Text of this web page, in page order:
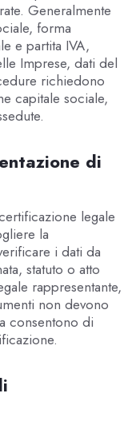
Generalmente
forma
e partita IVA,
Imprese, dati del
richiedono
capitale sociale,
di
legale
la
i dati da
statuto o atto
rappresentante,
non devono
consentono di